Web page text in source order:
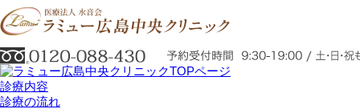
診療内容
診療の流れ